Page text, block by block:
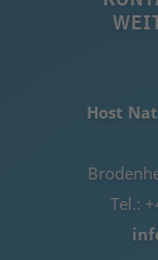
Host
Tel.: